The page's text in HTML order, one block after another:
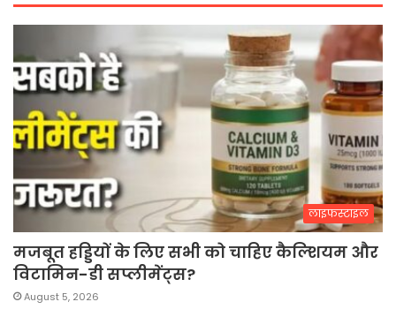
लाइफस्टाइल
मजबूत हड्डियों के लिए सभी को चाहिए कैल्शियम और
विटामिन-डी सप्लीमेंट्स?
August 5, 2026